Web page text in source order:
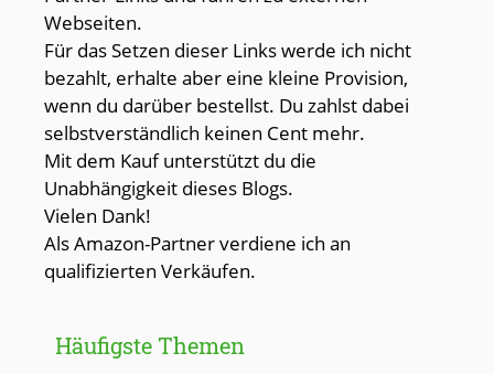
Webseiten.
Für das Setzen dieser Links werde ich nicht
bezahlt, erhalte aber eine kleine Provision,
wenn du darüber bestellst. Du zahlst dabei
selbstverständlich keinen Cent mehr.
Mit dem Kauf unterstützt du die
Unabhängigkeit dieses Blogs.
Vielen Dank!
Als Amazon-Partner verdiene ich an
qualifizierten Verkäufen.
Häufigste Themen